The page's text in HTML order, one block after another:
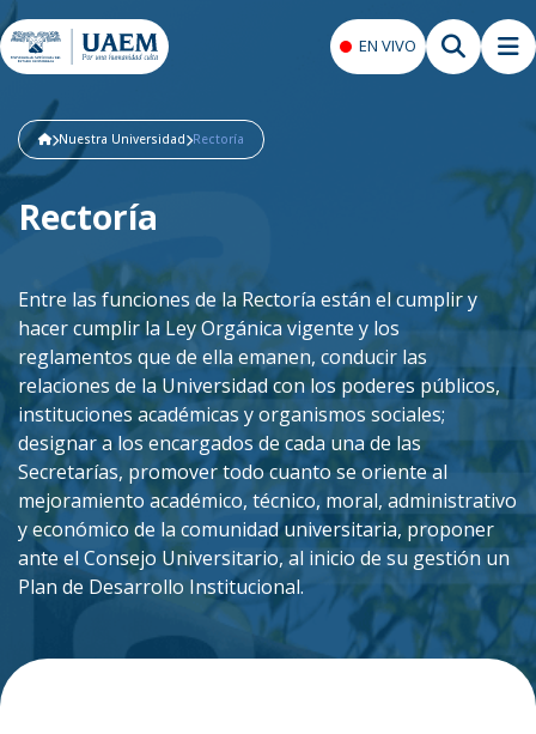
EN VIVO
Nuestra Universidad Rectoría
Rectoría
Entre las funciones de la Rectoría están el cumplir y
hacer cumplir la Ley Orgánica vigente y los
reglamentos que de ella emanen, conducir las
relaciones de la Universidad con los poderes públicos,
instituciones académicas y organismos sociales;
designar a los encargados de cada una de las
Secretarías, promover todo cuanto se oriente al
mejoramiento académico, técnico, moral, administrativo
y económico de la comunidad universitaria, proponer
ante el Consejo Universitario, al inicio de su gestión un
Plan de Desarrollo Institucional.